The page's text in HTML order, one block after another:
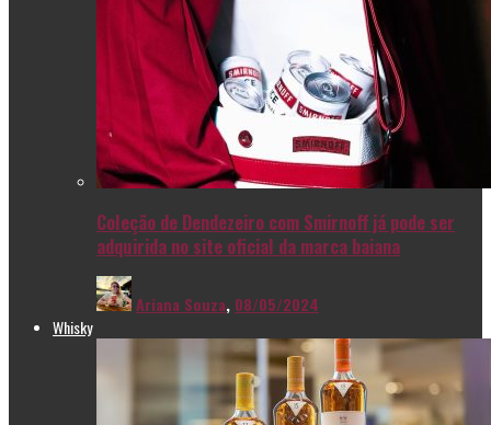
Coleção de Dendezeiro com Smirnoff já pode ser
adquirida no site oficial da marca baiana
Ariana Souza, 08/05/2024
Whisky